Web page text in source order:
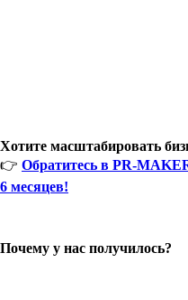
Хотите масштабировать
👉 Обратитесь в PR-
6 месяцев!
Почему у нас получилось?